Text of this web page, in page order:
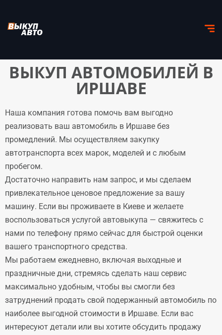
ВЫКУП АВТОМОБИЛЕЙ В
ИРШАВЕ
Наша компания готова помочь вам выгодно
реализовать ваш автомобиль в Иршаве без
промедлений. Мы осуществляем закупку
автотранспорта всех марок, моделей и с любым
пробегом.
Достаточно направить нам запрос, и мы сделаем
привлекательное ценовое предложение за вашу
машину. Если вы проживаете в Киеве и желаете
воспользоваться услугой автовыкупа — свяжитесь с
нами по телефону прямо сейчас для быстрой оценки
вашего транспортного средства.
Мы работаем ежедневно, включая выходные и
праздничные дни, стремясь сделать наш сервис
максимально удобным, чтобы вы смогли без
затруднений продать свой подержанный автомобиль по
наиболее выгодной стоимости в Иршаве. Если вас
интересуют детали или вы хотите обсудить продажу